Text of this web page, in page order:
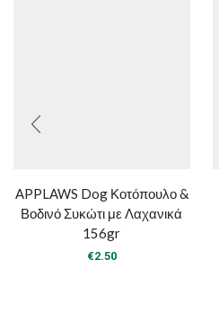
APPLAWS Dog Κοτόπουλο &
Βοδινό Συκώτι με Λαχανικά
156gr
€2.50